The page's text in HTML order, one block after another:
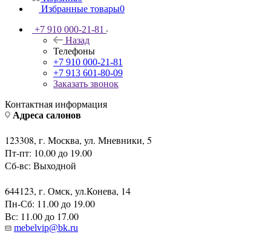
Избранные товары
+7 910 000-21-81
Назад
Телефоны
+7 910 000-21-81
Заказать звонок
Адреса салонов
123308, г. Москва, ул. Мневники, 5
Пт-пт: 10.00 до 19.00
Сб-вс: Выходной
644123, г. Омск, ул.Конева, 14
Пн-Сб: 11.00 до 19.00